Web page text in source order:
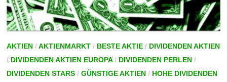
AKTIEN/AKTIENMARKT/ BESTE AKTIE/ DIVIDENDEN AKTIEN
/ DIVIDENDEN AKTIEN EUROPA/ DIVIDENDEN PERLEN/
DIVIDENDEN STARS/ GÜNSTIGE AKTIEN/ HOHE DIVIDENDEN